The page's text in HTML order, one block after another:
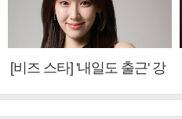
[비즈 스타] '내일도 출근' 강